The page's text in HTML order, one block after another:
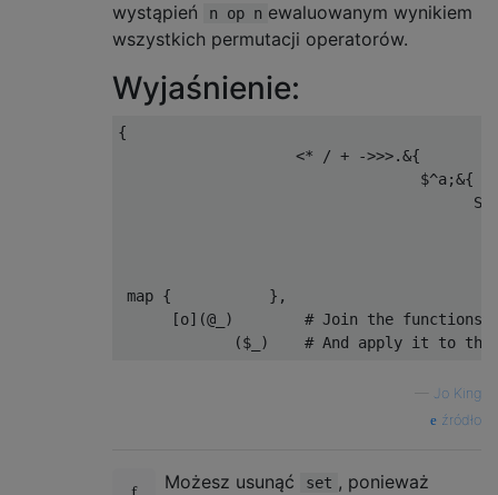
wystąpień
n op n ewaluowanym wynikiem
wszystkich permutacji operatorów.
Wyjaśnienie:
{
<*
/ +
->>>.&{
                                  $
^a;&{
                                        S
map {
},
[o](@_ )
# Join the functions
($_ ) # And apply it to the
Jo King
źródło
Możesz usunąć set , ponieważ